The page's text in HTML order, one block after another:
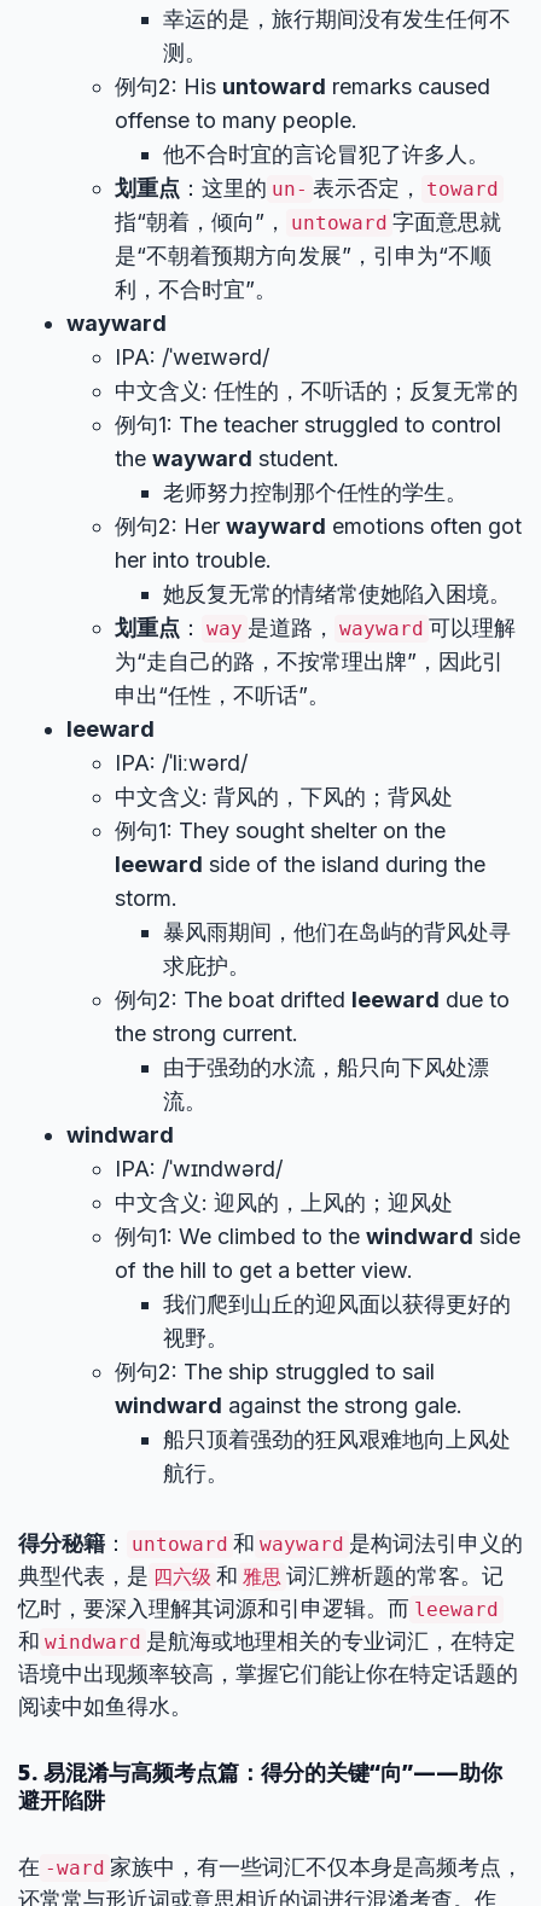
幸运的是，旅行期间没有发生任何不
测。
例句2: His untoward remarks caused
offense to many people.
他不合时宜的言论冒犯了许多人。
划重点 ：这里的 un- 表示否定， toward
指“朝着，倾向”， untoward 字面意思就
是“不朝着预期方向发展”，引申为“不顺
利，不合时宜”。
wayward
IPA: /ˈweɪwərd/
中文含义: 任性的，不听话的；反复无常的
例句1: The teacher struggled to control
the wayward student.
老师努力控制那个任性的学生。
例句2: Her wayward emotions often got
her into trouble.
她反复无常的情绪常使她陷入困境。
划重点 ： way 是道路， wayward 可以理解
为“走自己的路，不按常理出牌”，因此引
申出“任性，不听话”。
leeward
IPA: /ˈliːwərd/
中文含义: 背风的，下风的；背风处
例句1: They sought shelter on the
leeward side of the island during the
storm.
暴风雨期间，他们在岛屿的背风处寻
求庇护。
例句2: The boat drifted leeward due to
the strong current.
由于强劲的水流，船只向下风处漂
流。
windward
IPA: /ˈwɪndwərd/
中文含义: 迎风的，上风的；迎风处
例句1: We climbed to the windward side
of the hill to get a better view.
我们爬到山丘的迎风面以获得更好的
视野。
例句2: The ship struggled to sail
windward against the strong gale.
船只顶着强劲的狂风艰难地向上风处
航行。
得分秘籍 ： untoward 和 wayward 是构词法引申义的
典型代表，是 四六级 和 雅思 词汇辨析题的常客。记
忆时，要深入理解其词源和引申逻辑。而 leeward
和 windward 是航海或地理相关的专业词汇，在特定
语境中出现频率较高，掌握它们能让你在特定话题的
阅读中如鱼得水。
5. 易混淆与高频考点篇：得分的关键“向”——助你
避开陷阱
在 -ward 家族中，有一些词汇不仅本身是高频考点，
还常常与形近词或意思相近的词进行混淆考查。作